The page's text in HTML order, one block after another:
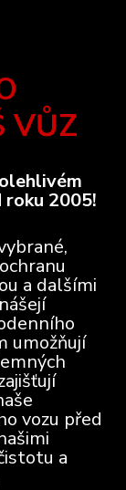
VŮZ
2005!
a dalšími
umožňují
vozu před
a